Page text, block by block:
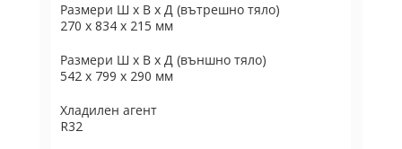
Размери Ш х В х Д (вътрешно тяло)
270 х 834 х 215 мм
Размери Ш х В х Д (външно тяло)
542 х 799 х 290 мм
Хладилен агент
R32